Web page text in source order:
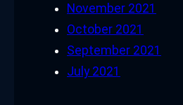
November 2021
October 2021
September 2021
July 2021